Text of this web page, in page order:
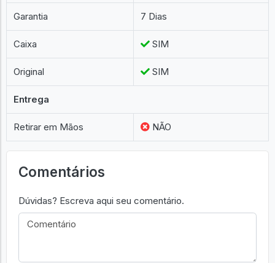
Garantia 7 Dias
Caixa SIM
Original SIM
Entrega
Retirar em Mãos NÃO
Comentários
Dúvidas? Escreva aqui seu comentário.